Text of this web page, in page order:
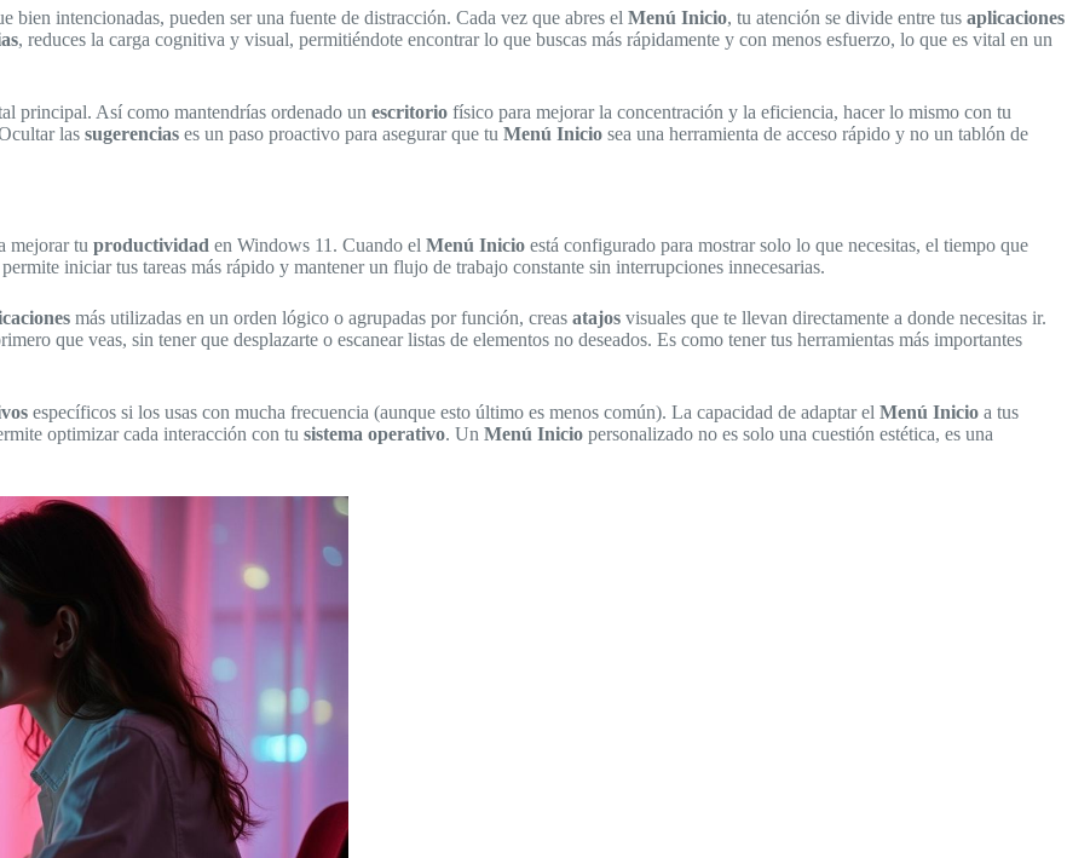
bien intencionadas, pueden ser una fuente de distracción. Cada vez que abres el Menú Inicio, tu atención se divide entre tus aplicaciones
, reduces la carga cognitiva y visual, permitiéndote encontrar lo que buscas más rápidamente y con menos esfuerzo, lo que es vital en un
principal. Así como mantendrías ordenado un escritorio físico para mejorar la concentración y la eficiencia, hacer lo mismo con tu
las sugerencias es un paso proactivo para asegurar que tu Menú Inicio sea una herramienta de acceso rápido y no un tablón de
mejorar tu productividad en Windows 11. Cuando el Menú Inicio está configurado para mostrar solo lo que necesitas, el tiempo que
iniciar tus tareas más rápido y mantener un flujo de trabajo constante sin interrupciones innecesarias.
más utilizadas en un orden lógico o agrupadas por función, creas atajos visuales que te llevan directamente a donde necesitas ir.
que veas, sin tener que desplazarte o escanear listas de elementos no deseados. Es como tener tus herramientas más importantes
específicos si los usas con mucha frecuencia (aunque esto último es menos común). La capacidad de adaptar el Menú Inicio a tus
optimizar cada interacción con tu sistema operativo. Un Menú Inicio personalizado no es solo una cuestión estética, es una